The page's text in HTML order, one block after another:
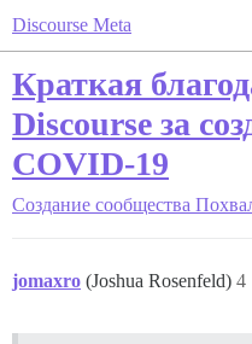
Discourse Meta
Краткая
Discourse за
COVID-19
Создание сообщества
jomaxro (Joshua Rosenfeld) 4